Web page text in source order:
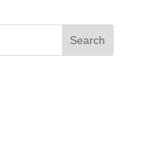
Search